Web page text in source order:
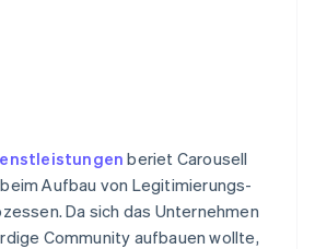
beriet Carousell
Aufbau von Legitimierungs-
Da sich das Unternehmen
Community aufbauen wollte,